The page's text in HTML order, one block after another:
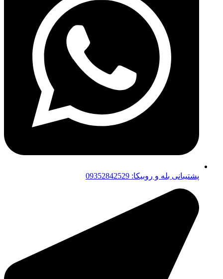
پشتیبانی بله و روبیکا: 09352842529